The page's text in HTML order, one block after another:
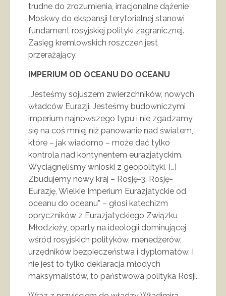
trudne do zrozumienia, irracjonalne dążenie
Moskwy do ekspansji terytorialnej stanowi
fundament rosyjskiej polityki zagranicznej.
Zasięg kremlowskich roszczeń jest
przerażający.
IMPERIUM OD OCEANU DO OCEANU
„Jesteśmy sojuszem zwierzchników, nowych
władców Eurazji. Jesteśmy budowniczymi
imperium najnowszego typu i nie zgadzamy
się na coś mniej niż panowanie nad światem,
które – jak wiadomo – może dać tylko
kontrola nad kontynentem eurazjatyckim.
Wyciągnęliśmy wnioski z geopolityki. […]
Zbudujemy nowy kraj – Rosję-3, Rosję-
Eurazję, Wielkie Imperium Eurazjatyckie od
oceanu do oceanu” – głosi katechizm
opryczników z Eurazjatyckiego Związku
Młodzieży, oparty na ideologii dominującej
wśród rosyjskich polityków, menedżerów,
urzędników bezpieczeństwa i dyplomatów. I
nie jest to tylko deklaracja młodych
maksymalistów, to państwowa polityka Rosji.